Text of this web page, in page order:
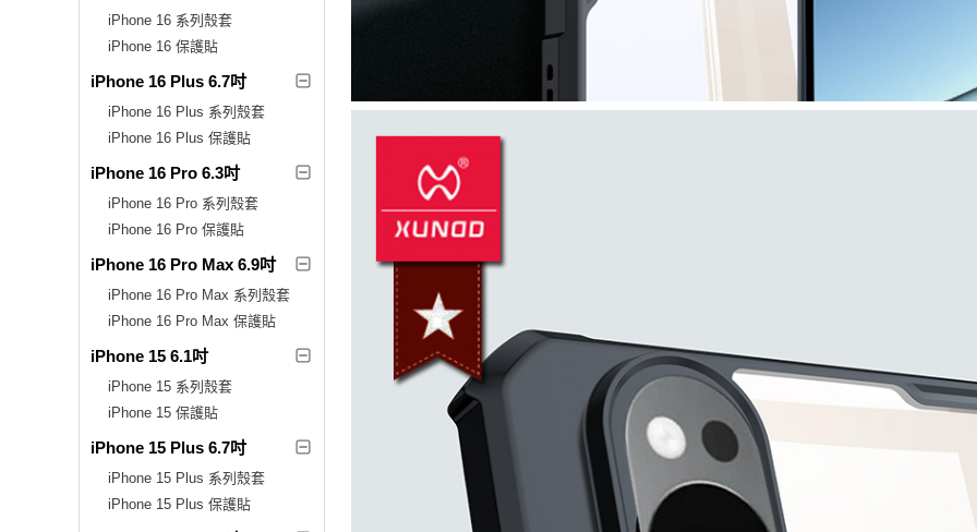
iPhone 16 系列殼套
iPhone 16 保護貼
iPhone 16 Plus 6.7吋
iPhone 16 Plus 系列殼套
iPhone 16 Plus 保護貼
iPhone 16 Pro 6.3吋
iPhone 16 Pro 系列殼套
iPhone 16 Pro 保護貼
iPhone 16 Pro Max 6.9吋
iPhone 16 Pro Max 系列殼套
iPhone 16 Pro Max 保護貼
iPhone 15 6.1吋
iPhone 15 系列殼套
iPhone 15 保護貼
iPhone 15 Plus 6.7吋
iPhone 15 Plus 系列殼套
iPhone 15 Plus 保護貼